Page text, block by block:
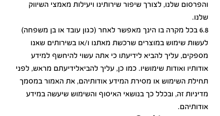
והפרסום שלנו, לצורך שיפור שירותינו ויעילות מאמצי השיווק
שלנו.
6.8 בכל מקרה בו הינך מאפשר לאחר (כגון עובד או בן משפחה)
לעשות שימוש במוצרים שרכשת מאתנו ו/או בשירותים שאנו
מספקים, עליך להביא לידיעתו כי אתה עשוי להיחשף למידע
אודותיו ואודות שימושיו. כמו כן, עליך להביאלידיעתם מראש, לפני
תחילת השימוש או מסירת המידע אודותיהם, את האמור במסמך
מדיניות זה, ובכלל כך בנושאי האיסוף והשימוש שיעשה במידע
אודותיהם.